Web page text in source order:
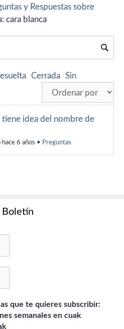
y Respuestas sobre
cara blanca
Cerrada Sin
tiene idea del nombre de
6 años • Preguntas
Boletín
que te quieres subscribir:
semanales en cuak